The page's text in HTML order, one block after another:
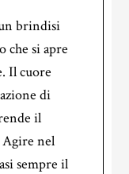
brindisi
che si apre
Il cuore
di
il
nel
sempre il